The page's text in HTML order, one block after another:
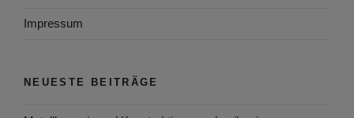
Impressum
NEUESTE BEITRÄGE